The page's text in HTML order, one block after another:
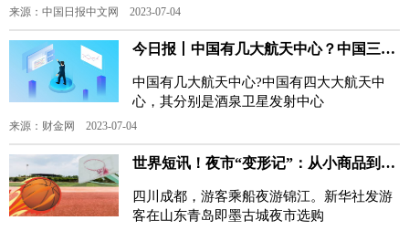
来源：中国日报中文网 2023-07-04
今日报丨中国有几大航天中心？中国三大航天中心在哪个省？|天天最新
中国有几大航天中心?中国有四大大航天中
心，其分别是酒泉卫星发射中心
来源：财金网 2023-07-04
世界短讯！夜市“变形记”：从小商品到潮经济
四川成都，游客乘船夜游锦江。新华社发游
客在山东青岛即墨古城夜市选购